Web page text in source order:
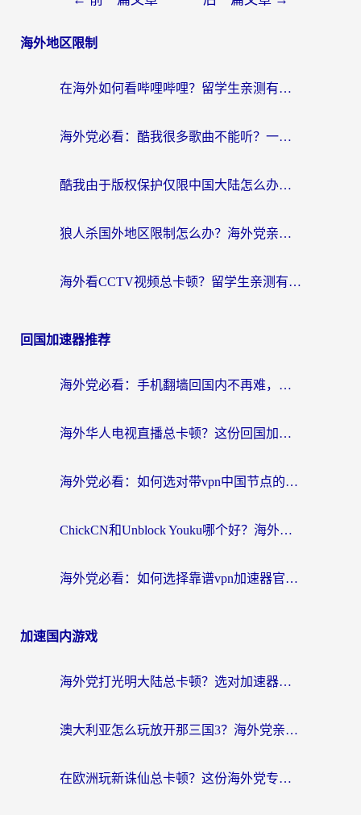
海外地区限制
在海外如何看哔哩哔哩？留学生亲测有效的回国加速指南
海外党必看：酷我很多歌曲不能听？一招解决优酷版权限制+B站地域问题！
酷我由于版权保护仅限中国大陆怎么办？海外党亲测有效的解锁指南
狼人杀国外地区限制怎么办？海外党亲测有效的全场景回国加速指南
海外看CCTV视频总卡顿？留学生亲测有效的回国加速器选择指南
回国加速器推荐
海外党必看：手机翻墙回国内不再难，一篇搞定无缝访问国内资源指南
海外华人电视直播总卡顿？这份回国加速器选择指南帮你无缝看国内资源
海外党必看：如何选对带vpn中国节点的加速器？无缝访问国内资源全攻略
ChickCN和Unblock Youku哪个好？海外党亲测4款热门回国加速器，附避坑指南
海外党必看：如何选择靠谱vpn加速器官网？轻松解决国内APP地区限制
加速国内游戏
海外党打光明大陆总卡顿？选对加速器才是关键！（附亲测好用的推荐）
澳大利亚怎么玩放开那三国3？海外党亲测有效的国服游戏加速指南
在欧洲玩新诛仙总卡顿？这份海外党专属加速器指南帮你解决延迟难题